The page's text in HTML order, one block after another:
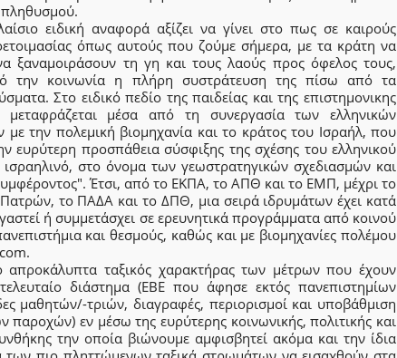
ειδική αναφορά αξίζει να γίνει στο πως σε καιρούς
όπως αυτούς που ζούμε σήμερα, με τα κράτη να
ξαναμοιράσουν τη γη και τους λαούς προς όφελος τους,
την κοινωνία η πλήρη συστράτευση της πίσω από τα
Στο ειδικό πεδίο της παιδείας και της επιστημονικης
μεταφράζεται μέσα από τη συνεργασία των ελληνικών
με την πολεμική βιομηχανία και το κράτος του Ισραήλ, που
ευρύτερη προσπάθεια σύσφιξης της σχέσης του ελληνικού
στο όνομα των γεωστρατηγικών σχεδιασμών και
Έτσι, από το ΕΚΠΑ, το ΑΠΘ και το ΕΜΠ, μέχρι το
το ΠΑΔΑ και το ΔΠΘ, μια σειρά ιδρυμάτων έχει κατά
ή συμμετάσχει σε ερευνητικά προγράμματα από κοινού
και θεσμούς, καθώς και με βιομηχανίες πολέμου
απροκάλυπτα ταξικός χαρακτήρας των μέτρων που έχουν
διάστημα (ΕΒΕ που άφησε εκτός πανεπιστημίων
μαθητών/-τριών, διαγραφές, περιορισμοί και υποβάθμιση
παροχών) εν μέσω της ευρύτερης κοινωνικής, πολιτικής και
την οποία βιώνουμε αμφισβητεί ακόμα και την ίδια